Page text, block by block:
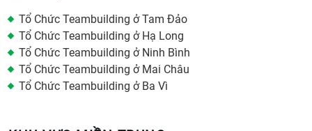
Tổ Chức Teambuilding ở Tam Đảo
Tổ Chức Teambuilding ở Hạ Long
Tổ Chức Teambuilding ở Ninh Bình
Tổ Chức Teambuilding ở Mai Châu
Tổ Chức Teambuilding ở Ba Vì